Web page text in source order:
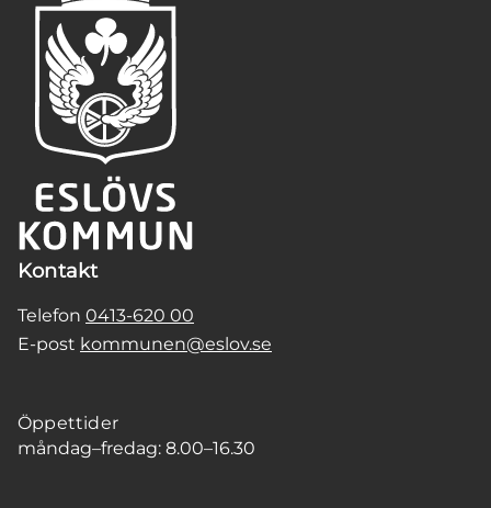
Kontakt
Telefon 0413-620 00
E-post kommunen@eslov.se
Öppettider
måndag–fredag: 8.00–16.30